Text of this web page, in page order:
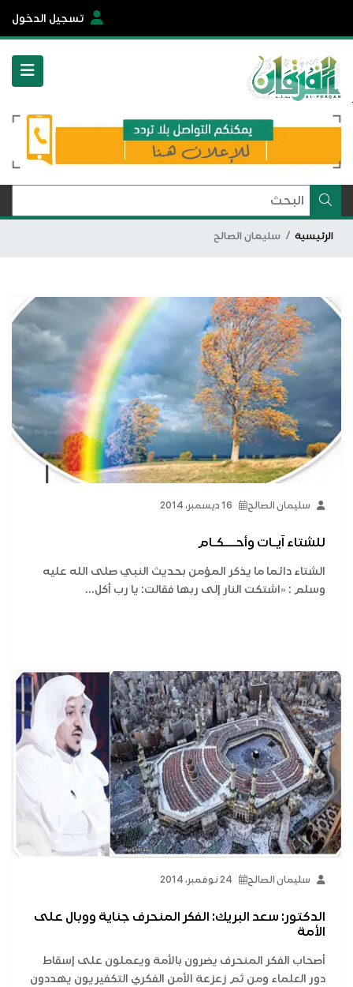
تسجيل الدخول
الرئيسية سليمان الصالح
سليمان الصالح 16 ديسمبر، 2014
للشتاء آيـات وأحـــكـام
الشتاء دائما ما يذكر المؤمن بحديث النبي صلى الله عليه
وسلم : «اشتكت النار إلى ربها فقالت: يا رب أكل...
سليمان الصالح 24 نوفمبر، 2014
الدكتور: سعد البريك: الفكر المنحرف جناية ووبال على
الأمة
أصحاب الفكر المنحرف يضرون بالأمة ويعملون على إسقاط
دور العلماء ومن ثم زعزعة الأمن الفكري التكفيريون يهددون